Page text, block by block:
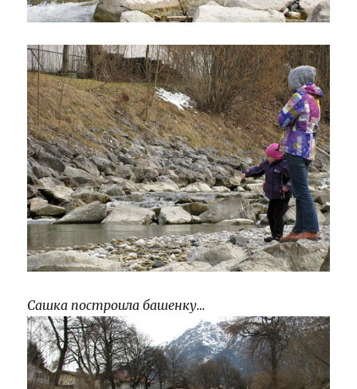
Сашка построила башенку…